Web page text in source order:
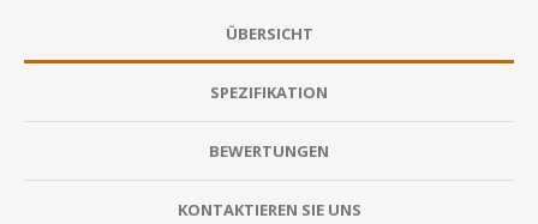
ÜBERSICHT
SPEZIFIKATION
BEWERTUNGEN
KONTAKTIEREN SIE UNS